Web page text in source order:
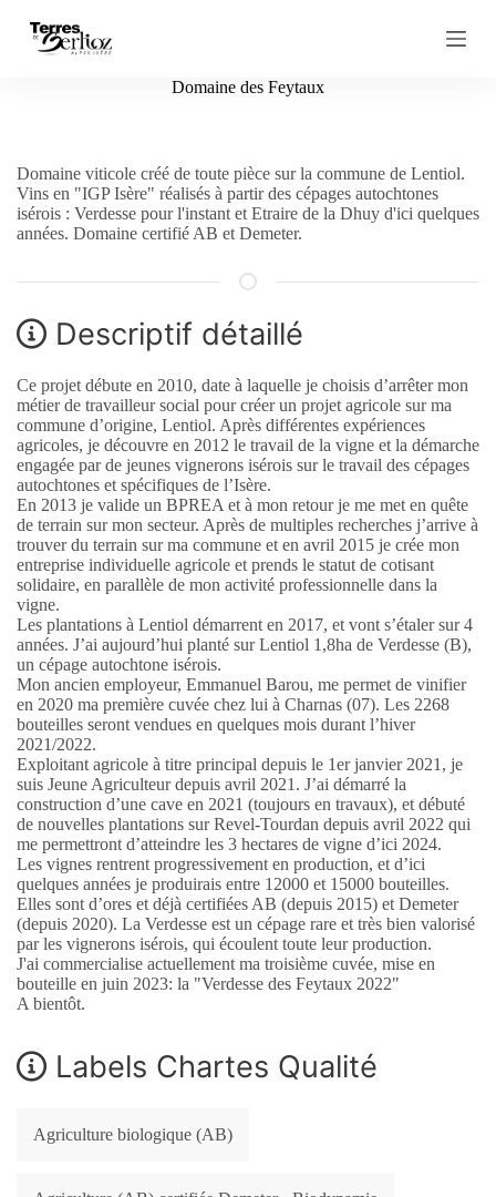
P
c
o
n
t
n
Domaine des Feytaux
Domaine viticole créé de toute pièce sur la commune de Lentiol.
Vins en "IGP Isère" réalisés à partir des cépages autochtones
isérois : Verdesse pour l'instant et Etraire de la Dhuy d'ici quelques
années. Domaine certifié AB et Demeter.
Descriptif détaillé
Ce projet débute en 2010, date à laquelle je choisis d’arrêter mon
métier de travailleur social pour créer un projet agricole sur ma
commune d’origine, Lentiol. Après différentes expériences
agricoles, je découvre en 2012 le travail de la vigne et la démarche
engagée par de jeunes vignerons isérois sur le travail des cépages
autochtones et spécifiques de l’Isère.
En 2013 je valide un BPREA et à mon retour je me met en quête
de terrain sur mon secteur. Après de multiples recherches j’arrive à
trouver du terrain sur ma commune et en avril 2015 je crée mon
entreprise individuelle agricole et prends le statut de cotisant
solidaire, en parallèle de mon activité professionnelle dans la
vigne.
Les plantations à Lentiol démarrent en 2017, et vont s’étaler sur 4
années. J’ai aujourd’hui planté sur Lentiol 1,8ha de Verdesse (B),
un cépage autochtone isérois.
Mon ancien employeur, Emmanuel Barou, me permet de vinifier
en 2020 ma première cuvée chez lui à Charnas (07). Les 2268
bouteilles seront vendues en quelques mois durant l’hiver
2021/2022.
Exploitant agricole à titre principal depuis le 1er janvier 2021, je
suis Jeune Agriculteur depuis avril 2021. J’ai démarré la
construction d’une cave en 2021 (toujours en travaux), et débuté
de nouvelles plantations sur Revel-Tourdan depuis avril 2022 qui
me permettront d’atteindre les 3 hectares de vigne d’ici 2024.
Les vignes rentrent progressivement en production, et d’ici
quelques années je produirais entre 12000 et 15000 bouteilles.
Elles sont d’ores et déjà certifiées AB (depuis 2015) et Demeter
(depuis 2020). La Verdesse est un cépage rare et très bien valorisé
par les vignerons isérois, qui écoulent toute leur production.
J'ai commercialise actuellement ma troisième cuvée, mise en
bouteille en juin 2023: la "Verdesse des Feytaux 2022"
A bientôt.
Labels Chartes Qualité
Agriculture biologique (AB)